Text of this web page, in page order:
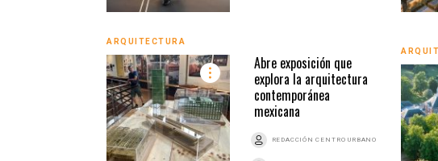
ARQUITECTURA
Abre exposición que
explora la arquitectura
contemporánea
mexicana
REDACCIÓN CENTRO URBANO